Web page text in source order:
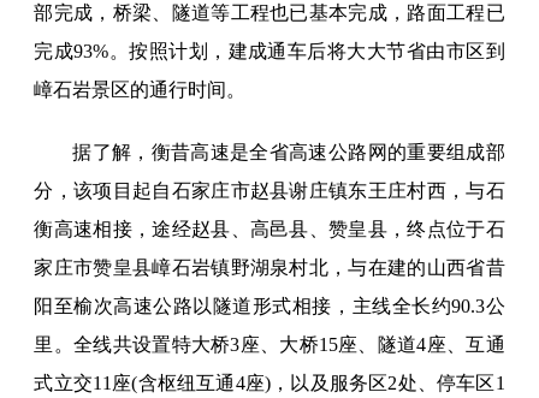
部完成，桥梁、隧道等工程也已基本完成，路面工程已
完成93%。按照计划，建成通车后将大大节省由市区到
嶂石岩景区的通行时间。
据了解，衡昔高速是全省高速公路网的重要组成部
分，该项目起自石家庄市赵县谢庄镇东王庄村西，与石
衡高速相接，途经赵县、高邑县、赞皇县，终点位于石
家庄市赞皇县嶂石岩镇野湖泉村北，与在建的山西省昔
阳至榆次高速公路以隧道形式相接，主线全长约90.3公
里。全线共设置特大桥3座、大桥15座、隧道4座、互通
式立交11座(含枢纽互通4座)，以及服务区2处、停车区1